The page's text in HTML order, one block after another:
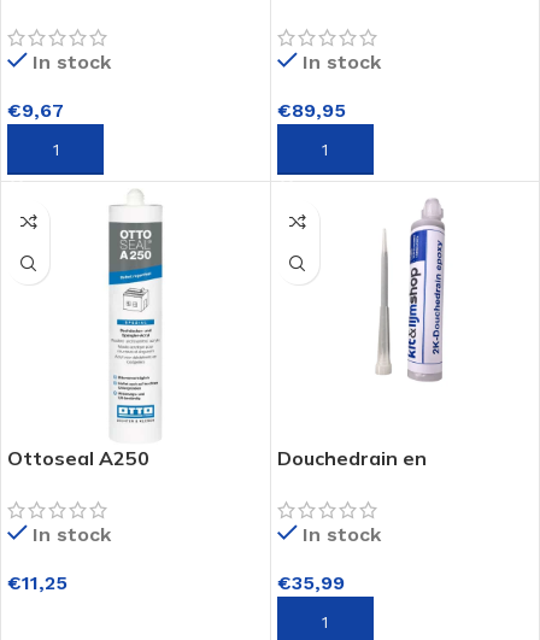
In stock
€9,67
In stock
€89,95
Ottoseal A250
koker
In stock
€11,25
Douchedrain en
componenten epoxy
250mlIn stock
€35,99